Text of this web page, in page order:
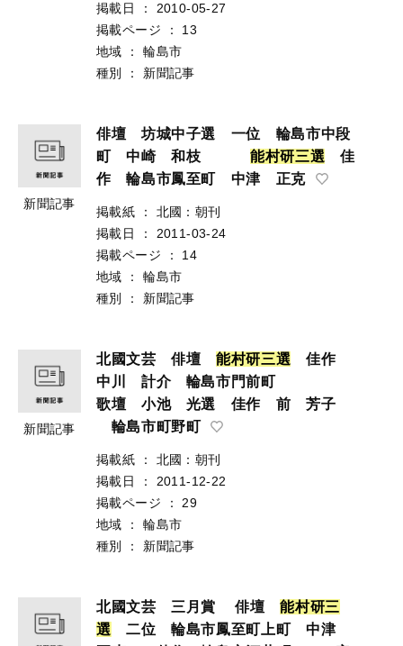
掲載日
：
2010-05-27
掲載ページ
：
13
地域
：
輪島市
種別
： 新聞記事
新聞記事
俳壇 坊城中子選 一位 輪島市中段
町 中崎 和枝能村研三選 佳
作 輪島市鳳至町 中津 正克
掲載紙 ：
北國：朝刊
掲載日
：
2011-03-24
掲載ページ
：
14
地域
：
輪島市
種別
： 新聞記事
新聞記事
北國文芸 俳壇能村研三選 佳作
中川 計介 輪島市門前町
歌壇 小池 光選 佳作 前 芳子
輪島市町野町
掲載紙 ：
北國：朝刊
掲載日
：
2011-12-22
掲載ページ
：
29
地域
：
輪島市
種別
： 新聞記事
北國文芸 三月賞 俳壇能村研三
選 二位 輪島市鳳至町上町 中津